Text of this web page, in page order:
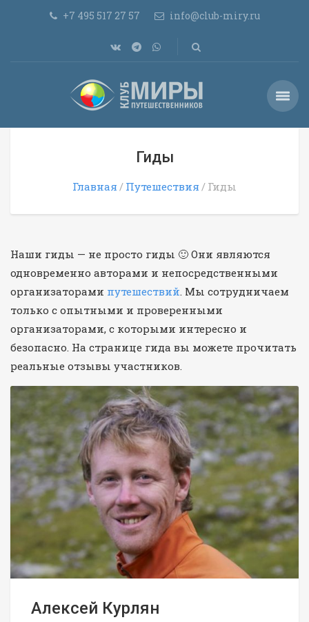
+7 495 517 27 57 info@club-miry.ru
Гиды
Главная Путешествия Гиды
Наши гиды — не просто гиды 🙂 Они являются
одновременно авторами и непосредственными
организаторами путешествий. Мы сотрудничаем
только с опытными и проверенными
организаторами, с которыми интересно и
безопасно. На странице гида вы можете прочитать
реальные отзывы участников.
Алексей Курлян